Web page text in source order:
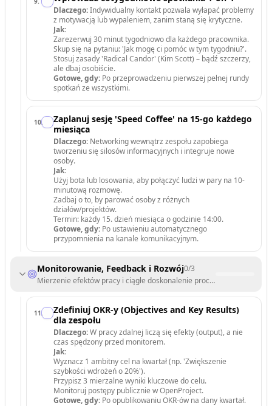
Dlaczego:Indywidualny kontakt pozwala wyłapać problemy
z motywacją lub wypaleniem, zanim staną się krytyczne.
Jak:
Zarezerwuj 30 minut tygodniowo dla każdego pracownika.
Skup się na pytaniu: 'Jak mogę ci pomóc w tym tygodniu?'.
Stosuj zasady 'Radical Candor' (Kim Scott) – bądź szczerzy,
ale dbaj osobiście.
Gotowe, gdy: Po przeprowadzeniu pierwszej pełnej rundy
spotkań ze wszystkimi.
10.
Zaplanuj sesję 'Speed Coffee' na 15-go każdego
miesiąca
Dlaczego: Networking wewnątrz zespołu zapobiega
tworzeniu się silosów informacyjnych i integruje nowe
osoby.
Jak:
Użyj bota lub losowania, aby połączyć ludzi w pary na 10-
minutową rozmowę.
Zadbaj o to, by parować osoby z różnych
działów/projektów.
Termin: każdy 15. dzień miesiąca o godzinie 14:00.
Gotowe, gdy: Po ustawieniu automatycznego
przypomnienia na kanale komunikacyjnym.
Monitorowanie, Feedback i Rozwój0/3
Mierzenie efektów pracy i ciągłe doskonalenie procesów zdalnych.
11.
Zdefiniuj OKR-y (Objectives and Key Results)
dla zespołu
Dlaczego:W pracy zdalnej liczą się efekty (output), a nie
czas spędzony przed monitorem.
Jak:
Wyznacz 1 ambitny cel na kwartał (np. 'Zwiększenie
szybkości wdrożeń o 20%').
Przypisz 3 mierzalne wyniki kluczowe do celu.
Monitoruj postępy publicznie w OpenProject.
Gotowe, gdy: Po opublikowaniu OKR-ów na dany kwartał.